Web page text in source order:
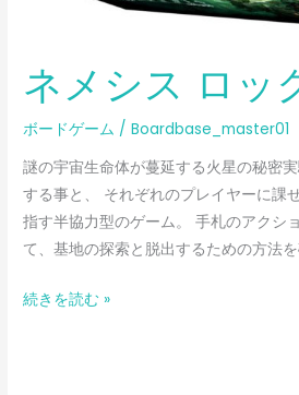
ネメシス ロッ
ボードゲーム /Boardbase_master01
謎の宇宙生命体が蔓延する火星の秘密
する事と、 それぞれのプレイヤーに課
指す半協力型のゲーム。 手札のアクシ
て、基地の探索と脱出するための方法
続きを読む »